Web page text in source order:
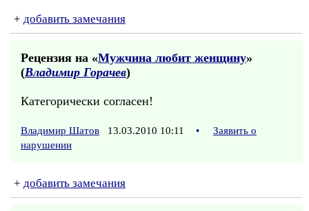
+ добавить замечания
Рецензия на «Мужчина любит женщину»
(Владимир Горачев)
Категорически согласен!
Владимир Шатов 13.03.2010 10:11 •
Заявить о
нарушении
+ добавить замечания